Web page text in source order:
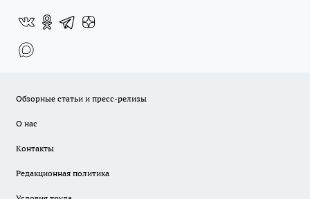
Обзорные статьи и пресс-релизы
О нас
Контакты
Редакционная политика